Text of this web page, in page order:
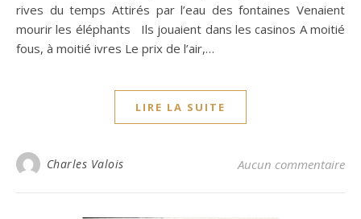
rives du temps Attirés par l’eau des fontaines Venaient
mourir les éléphants Ils jouaient dans les casinos A moitié
fous, à moitié ivres Le prix de l’air,…
LIRE LA SUITE
Charles Valois Aucun commentaire